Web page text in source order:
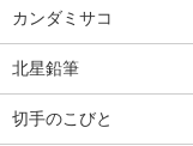
カンダミサコ
北星鉛筆
切手のこびと